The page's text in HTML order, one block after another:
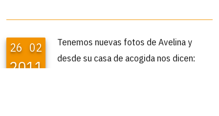
26 02
2011
Tenemos nuevas fotos de Avelina y
desde su casa de acogida nos dicen: